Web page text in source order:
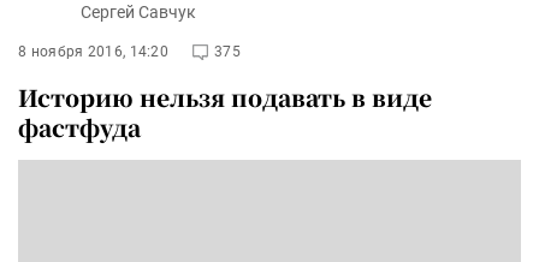
Сергей Савчук
8 ноября 2016, 14:20 375
Историю нельзя подавать в виде
фастфуда